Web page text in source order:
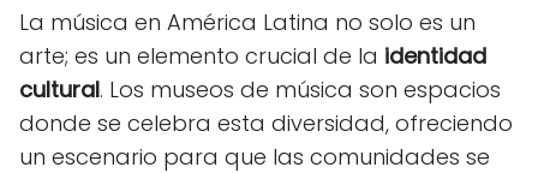
La música en América Latina no solo es un
arte; es un elemento crucial de la identidad
cultural. Los museos de música son espacios
donde se celebra esta diversidad, ofreciendo
un escenario para que las comunidades se